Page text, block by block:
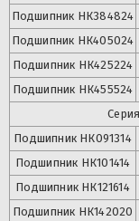
Подшипник НК384824
Подшипник НК405024
Подшипник НК425224
Подшипник НК455524
Подшипник НК091314
Подшипник НК101414
Подшипник НК121614
Подшипник НК142020